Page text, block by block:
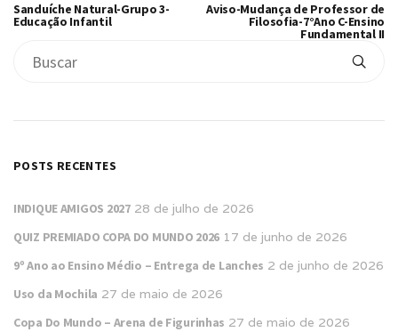
Sanduíche Natural-Grupo 3-
Educação Infantil
Aviso-Mudança de Professor de
Filosofia-7°Ano C-Ensino
Fundamental II
POSTS RECENTES
INDIQUE AMIGOS 2027 28 de julho de 2026
QUIZ PREMIADO COPA DO MUNDO 2026 17 de junho de 2026
9º Ano ao Ensino Médio – Entrega de Lanches 2 de junho de 2026
Uso da Mochila 27 de maio de 2026
Copa Do Mundo – Arena de Figurinhas 27 de maio de 2026